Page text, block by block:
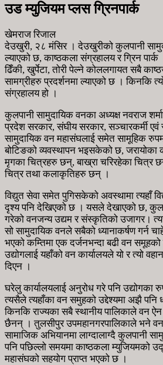
उड म्युजियम प्लस ग्रिनपार्क
खेमराज रिजाल
देउखुरी, २८ मंसिर । देउखुरीको कुलपानी
ल्याएको छ, काष्ठकला संग्रहालय र ग्रिन
ढिँकी, खुर्पेटा, तोरी पेल्ने कोललगायत सबै
सामग्रीहरु प्रदर्शनमा ल्याएको छ । किनकि
संग्रहालय हो ।
कुलपानी सामुदायिक वनका अध्यक्ष नवराज
प्रदेश सरकार, संघीय सरकार, सञ्चारकर्मी एवं
सामुदायिक वन महासंघलाई समेत सामूहिक
बोटिङको व्यवस्थापन भइसकेको छ, जरायोका
मृगका चित्रहरु छन्, बाख्रा चरिरहेका चित्र
चित्र तथा कलाकृतिहरु छन् ।
विद्युत सेवा समेत पुगिसकेको अवस्थामा त्यहाँ
दृश्य पनि देखिएको छ । यसले देखाएको छ,
गरेको वनजन्य उद्यम र संस्कृतिको उजागर।
सो सामुदायिक वनले सबैको ध्यानाकर्षण गर्न
भएको कम्तिमा एक दर्जनभन्दा बढी वन समूहको
उद्योगलाई यहाँको वन कार्यालयले यो र त्यो
दिएन ।
घरेलु कार्यालयलाई अनुरोध गरे पनि उद्योगका
त्यसैले त्यहाँका वन समुहको उद्देश्यमा अझै पनि
किनकि राज्यका सबै स्थानीय पालिकाले वन
छैनन् । तुलसीपुर उपमहानगरपालिकाले भने
सामाजिक अभियानमा लाग्दालाग्दै कुलपानी
पनि पछिल्लो समयमा काष्ठकला म्युजियमको
महासंघको सहयोग प्राप्त भएको छ ।